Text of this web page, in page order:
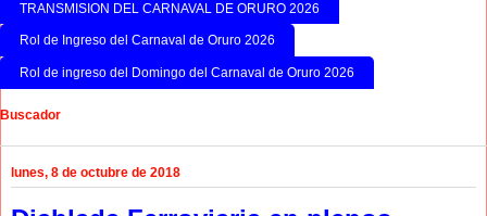
TRANSMISION DEL CARNAVAL DE ORURO 2026
Rol de Ingreso del Carnaval de Oruro 2026
Rol de ingreso del Domingo del Carnaval de Oruro 2026
Buscador
lunes, 8 de octubre de 2018